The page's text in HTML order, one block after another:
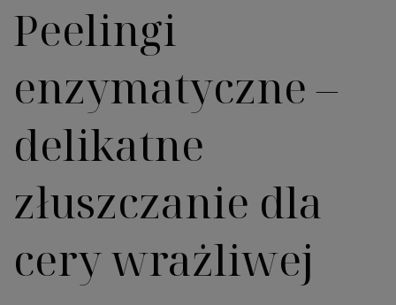
Peelingi
enzymatyczne –
delikatne
złuszczanie dla
cery wrażliwej